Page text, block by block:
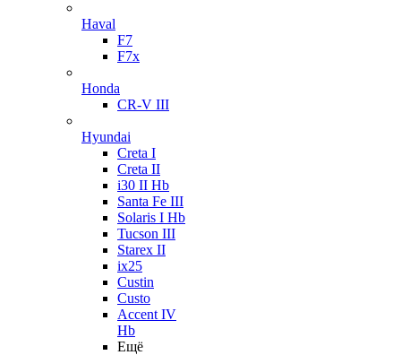
Haval
F7
F7x
Honda
CR-V III
Hyundai
Creta I
Creta II
i30 II Hb
Santa Fe III
Solaris I Hb
Tucson III
Starex II
ix25
Custin
Custo
Accent IV
Hb
Ещё